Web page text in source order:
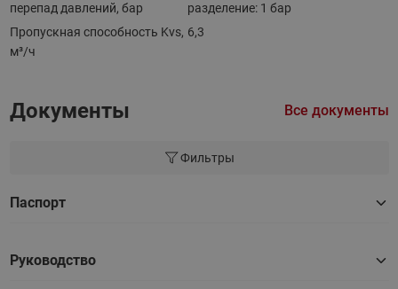
перепад давлений, бар
разделение: 1 бар
Пропускная способность Kvs,
м³/ч
6,3
Документы Все документы
Фильтры
Паспорт
Руководство